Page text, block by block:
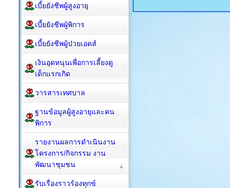
เบี้ยยังชีพผู้สูงอายุ
เบี้ยยังชีพผู้พิการ
เบี้ยยังชีพผู้ป่วยเอดส์
เงินอุดหนุนเพื่อการเลี้ยงดู
เด็กแรกเกิด
วารสารเทศบาล
ฐานข้อมูลผู้สูงอายุและคน
พิการ
รายงานผลการดำเนินงาน
โครงการ/กิจกรรม งาน
พัฒนาชุมชน
รับเรื่องราวร้องทุกข์